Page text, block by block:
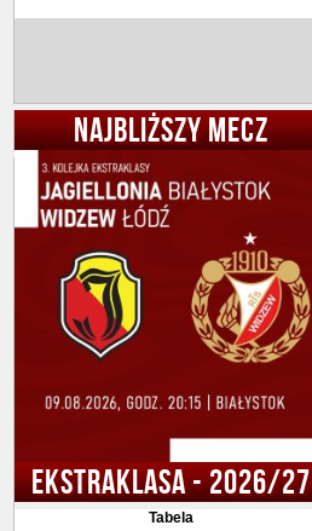
NAJBLIŻSZY MECZ
EKSTRAKLASA - 2026/27
Tabela